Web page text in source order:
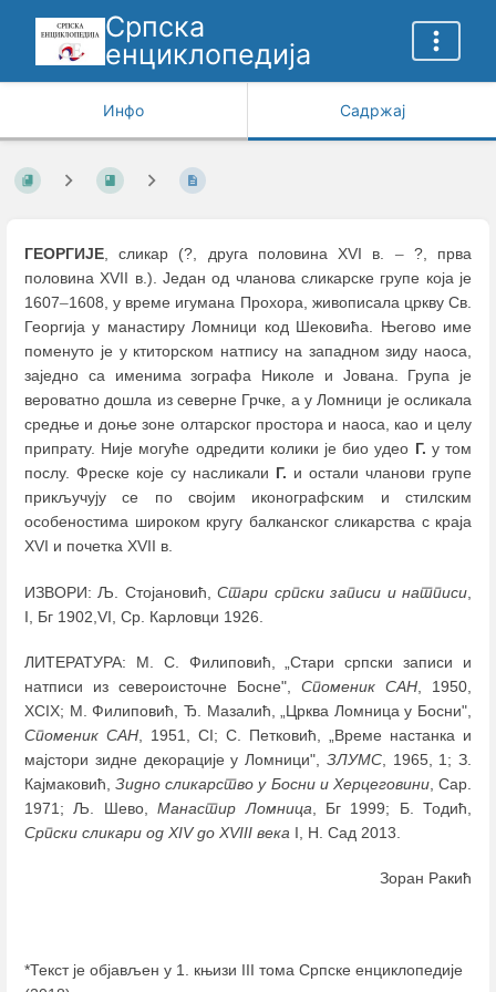
Српска
енциклопедија
Инфо Садржај
ГЕОРГИЈЕ, сликар (?, друга половина XVI в. –?, прва
половина XVII в.). Један од чланова сликарске групе која је
1607–1608, у време игумана Прохора, живописала цркву Св.
Георгија у манастиру Ломници код Шековића. Његово име
поменуто је у ктиторском натпису на западном зиду наоса,
заједно са именима зографа Николе и Јована. Група је
вероватно дошла из северне Грчке, а у Ломници је осликала
средње и доње зоне олтарског простора и наоса, као и целу
припрату. Није могуће одредити колики је био удео Г. у том
послу. Фреске које су насликали Г. и остали чланови групе
прикључују се по својим иконографским и стилским
особеностима широком кругу балканског сликарства с краја
XVI и почетка XVII в.
ИЗВОРИ: Љ. Стојановић,Стари српски записи и натписи
I, Бг 1902,VI, Ср. Карловци 1926.
ЛИТЕРАТУРА: M. С. Филиповић, „Стари српски записи и
натписи из североисточне Босне", Споменик САН , 1950,
XCIX; М. Филиповић, Ђ. Мазалић, „Црква Ломница у Босни",
Споменик САН , 1951, CI; С. Петковић, „Време настанка и
мајстори зидне декорације у Ломници", ЗЛУМС, 1965, 1; З.
Кајмаковић,Зидно сликарство у Босни и Херцеговини, Сар.
1971; Љ. Шево,Манастир Ломница , Бг 1999; Б. Тодић,
Српски сликари од XIV до XVIII века I, Н. Сад 2013.
Зоран Ракић
*Текст је објављен у 1. књизи III тома Српске енциклопедије